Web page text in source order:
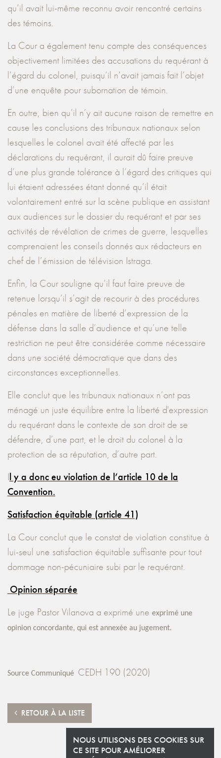
qu’il avait lui-même reconnu avoir rencontré certains
des témoins.
La Cour a également tenu compte des conséquences
objectivement limitées des accusations du requérant à
l’égard du colonel, puisqu’il n’avait jamais fait l’objet
d’une enquête pour subornation de témoin.
En outre, bien qu’il n’y ait aucune raison de remettre en
cause les conclusions des tribunaux nationaux selon
lesquelles le colonel avait été affecté par les
déclarations du requérant, il aurait dû faire preuve
d’une plus grande tolérance à l’égard des critiques qui
lui étaient adressées étant donné qu’il était
volontairement entré sur la scène publique en assistant
aux audiences sur le dossier du requérant et par ses
activités de révélation de crimes de guerre, lesquelles
comprenaient les conseils donnés aux rédacteurs en
chef de l’émission de télévision Istraga.
Enfin, la Cour souligne qu’il faut faire preuve de
retenue lorsqu’il s’agit de recourir à des procédures
pénales en matière de liberté d’expression de la
défense dans la salle d’audience et qu’une telle
restriction ne peut être considérée comme nécessaire
dans une société démocratique que dans des
circonstances exceptionnelles.
Elle conclut que les tribunaux nationaux n’ont pas
ménagé un juste équilibre entre la liberté d'expression
du requérant dans le contexte de son droit de se
défendre, d’une part, et le droit du colonel à la
protection de sa réputation, d’autre part.
Il y a donc eu violation de l’article 10 de la
Convention.
Satisfaction équitable (article 41)
La Cour conclut que le constat de violation constitue à
lui-seul une satisfaction équitable suffisante pour tout
dommage non-pécuniaire subi par le requérant.
Opinion séparée
Le juge Pastor Vilanova a exprimé une exprimé une
opinion concordante, qui est annexée au jugement.
Source Communiqué CEDH 190 (2020)
RETOUR À LA LISTE
NOUS UTILISONS DES COOKIES SUR
CE SITE POUR AMÉLIORER